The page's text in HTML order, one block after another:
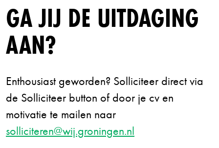
GA JIJ DE UITDAGING
AAN?
Enthousiast geworden? Solliciteer direct via
de Solliciteer button of door je cv en
motivatie te mailen naar
solliciteren@wij.groningen.nl